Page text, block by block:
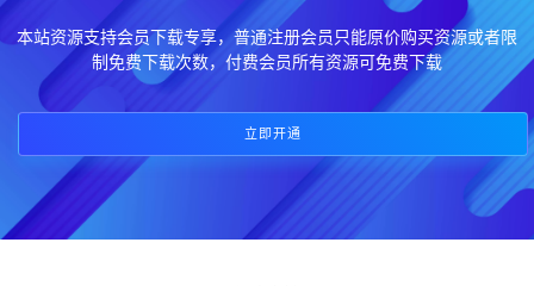
本站资源支持会员下载专享，普通注册会员只能原价购买资源或者限
制免费下载次数，付费会员所有资源可免费下载
立即开通